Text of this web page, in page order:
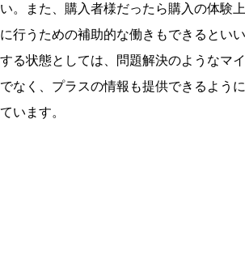
い。また、購入者様だったら購入の体験
に行うための補助的な働きもできるとい
する状態としては、問題解決のようなマ
でなく、プラスの情報も提供できるよう
ています。